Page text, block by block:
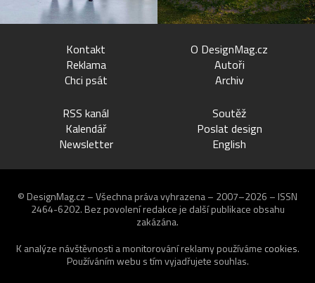
Kontakt
Reklama
Chci psát
O DesignMag.cz
Autoři
Archiv
RSS kanál
Kalendář
Newsletter
Soutěž
Poslat design
English
© DesignMag.cz – Všechna práva vyhrazena – 2007–2026 – ISSN
2464-6202. Bez povolení redakce je další publikace obsahu
zakázána.
K analýze návštěvnosti a monitorování reklamy používáme cookies.
Používáním webu s tím vyjadřujete souhlas.